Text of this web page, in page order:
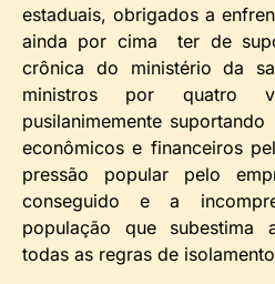
estaduais, obrigados a
ainda por cima ter de
crônica do ministério da
ministros por quatro
pusilanimemente
econômicos e financeiros
pressão popular pelo
conseguido e a
população que subestima
todas as regras de